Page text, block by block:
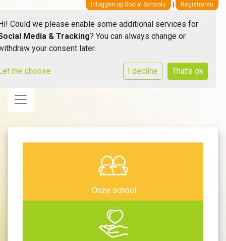
Inloggen op Social Schools Registreren
Toggle navigation
Onze school
Could we please enable some additional services for
Media & Tracking? You can always change or
your consent later.
me choose I decline That's ok